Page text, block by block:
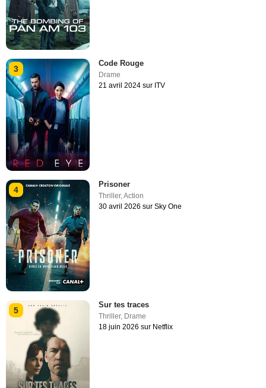
3
Code Rouge
Drame
21 avril 2024 sur ITV
4
Prisoner
Thriller,Action
30 avril 2026 sur Sky One
5
Sur tes traces
Thriller, Drame
18 juin 2026 sur Netflix